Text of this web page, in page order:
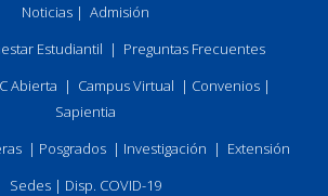
Noticias | Admisión
Estudiantil | Preguntas Frecuentes
Abierta | Campus Virtual | Convenios|
Sapientia
| Posgrados | Investigación | Extensión
Sedes | Disp. COVID-19